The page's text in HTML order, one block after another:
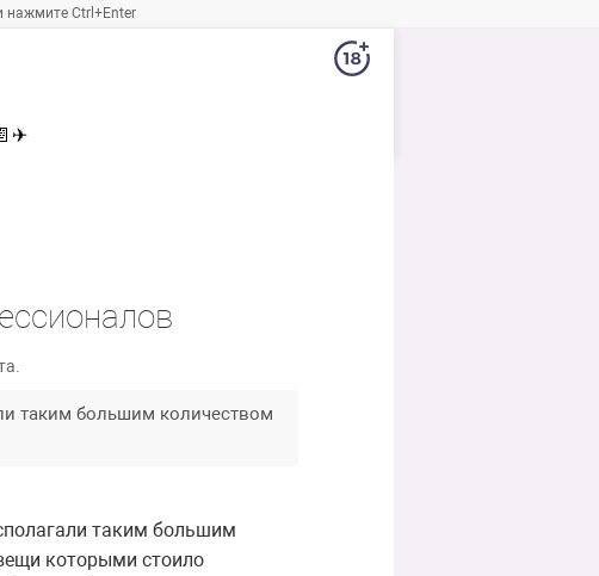
нажмите Ctrl+Enter
✈
таким большим количеством
таким большим
которыми стоило